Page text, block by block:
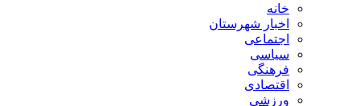
خانه
اخبار شهرستان
اجتماعی
سیاسی
فرهنگی
اقتصادی
ورزشی